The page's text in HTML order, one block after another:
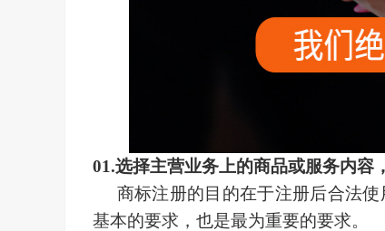
01.选择主营业务上的商品或服务内容
商标注册的目的在于注册后合法使
基本的要求，也是最为重要的要求。